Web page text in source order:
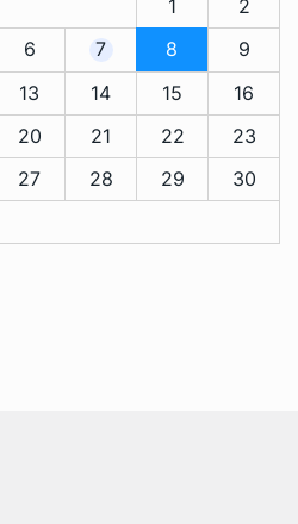
1
2
6 7 8
9
13 14 15
16
20 21 22
23
27 28 29
30